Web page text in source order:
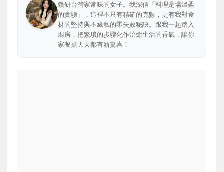
鑽研台灣家常味的女子。我深信「料理是場溫柔
的實驗」，這裡不只有精確的克數，更有我對食
材的堅持與不藏私的零失敗秘訣。跟我一起踏入
廚房，把繁瑣的步驟化作治癒生活的香氣，讓你
家餐桌天天都有新驚喜！